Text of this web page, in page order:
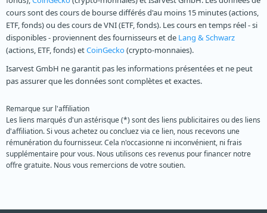
cours sont des cours de bourse différés d'au moins 15 minutes (actions,
ETF, fonds) ou des cours de VNI (ETF, fonds). Les cours en temps réel - si
disponibles - proviennent des fournisseurs et de Lang & Schwarz
(actions, ETF, fonds) etCoinGecko(crypto-monnaies).
Isarvest GmbH ne garantit pas les informations présentées et ne peut
pas assurer que les données sont complètes et exactes.
Remarque sur l'affiliation
Les liens marqués d'un astérisque (*) sont des liens publicitaires ou des liens
d'affiliation. Si vous achetez ou concluez via ce lien, nous recevons une
rémunération du fournisseur. Cela n'occasionne ni inconvénient, ni frais
supplémentaire pour vous. Nous utilisons ces revenus pour financer notre
offre gratuite. Nous vous remercions de votre soutien.